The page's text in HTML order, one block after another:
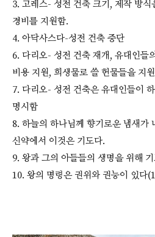
3. 고레스- 성전 건축 크기, 제작 방식
경비를 지원함.
4. 아닥사스다-성전 건축 중단
6. 다리오- 성전 건축 재개, 유대인들
비용 지원, 희생물로 쓸 헌물들을 지
7. 다리오- 성전 건축은 유대인들이
명시함
8. 하늘의 하나님께 향기로운 냄새가
신약에서 이것은 기도다.
9. 왕과 그의 아들들의 생명을 위해
10. 왕의 명령은 권위와 권능이 있다